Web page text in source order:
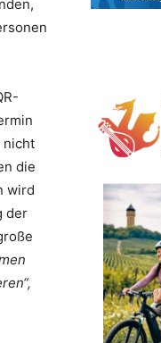
nicht
die
wird
der